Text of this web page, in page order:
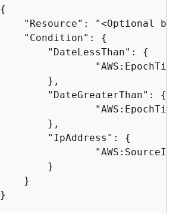
{
"Resource": "<Optional
"Condition":
{
"DateLessThan":
{
},
"DateGreaterThan":
{
},
"IpAddress":
{
}
}